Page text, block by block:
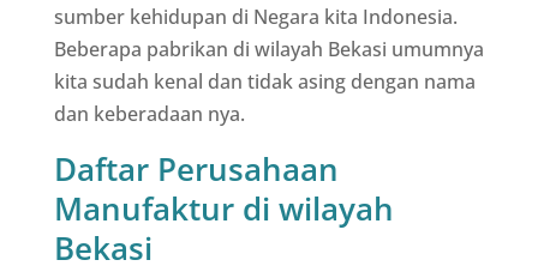
sumber kehidupan di Negara kita Indonesia.
Beberapa pabrikan di wilayah Bekasi umumnya
kita sudah kenal dan tidak asing dengan nama
dan keberadaan nya.
Daftar Perusahaan
Manufaktur di wilayah
Bekasi